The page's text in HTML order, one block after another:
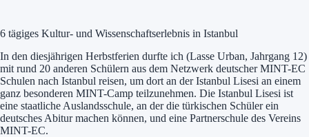
6 tägiges Kultur- und Wissenschaftserlebnis in Istanbul
In den diesjährigen Herbstferien durfte ich (Lasse Urban, Jahrgang 12)
mit rund 20 anderen Schülern aus dem Netzwerk deutscher MINT-EC
Schulen nach Istanbul reisen, um dort an der Istanbul Lisesi an einem
ganz besonderen MINT-Camp teilzunehmen. Die Istanbul Lisesi ist
eine staatliche Auslandsschule, an der die türkischen Schüler ein
deutsches Abitur machen können, und eine Partnerschule des Vereins
MINT-EC.